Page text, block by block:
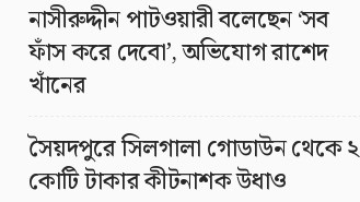
নাসীরুদ্দীন পাটওয়ারী বলেছেন ‘সব
ফাঁস করে দেবো’, অভিযোগ রাশেদ
খাঁনের
সৈয়দপুরে সিলগালা গোডাউন থেকে ২
কোটি টাকার কীটনাশক উধাও